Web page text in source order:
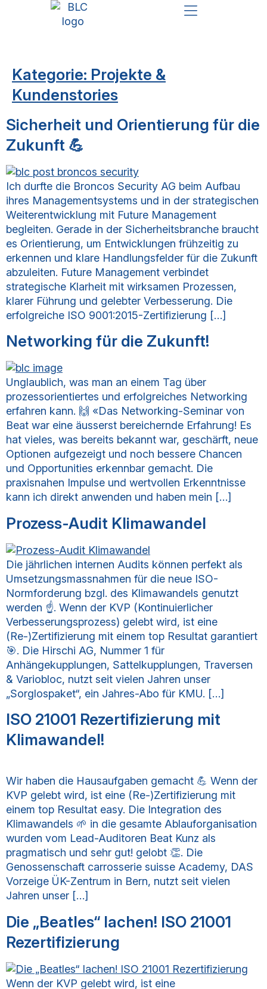
Kategorie: Projekte &
Kundenstories
Sicherheit und Orientierung für die
Zukunft 💪
Ich durfte die Broncos Security AG beim Aufbau
ihres Managementsystems und in der strategischen
Weiterentwicklung mit Future Management
begleiten. Gerade in der Sicherheitsbranche braucht
es Orientierung, um Entwicklungen frühzeitig zu
erkennen und klare Handlungsfelder für die Zukunft
abzuleiten. Future Management verbindet
strategische Klarheit mit wirksamen Prozessen,
klarer Führung und gelebter Verbesserung. Die
erfolgreiche ISO 9001:2015-Zertifizierung […]
Networking für die Zukunft!
Unglaublich, was man an einem Tag über
prozessorientiertes und erfolgreiches Networking
erfahren kann. 🙌 «Das Networking-Seminar von
Beat war eine äusserst bereichernde Erfahrung! Es
hat vieles, was bereits bekannt war, geschärft, neue
Optionen aufgezeigt und noch bessere Chancen
und Opportunities erkennbar gemacht. Die
praxisnahen Impulse und wertvollen Erkenntnisse
kann ich direkt anwenden und haben mein […]
Prozess-Audit Klimawandel
Die jährlichen internen Audits können perfekt als
Umsetzungsmassnahmen für die neue ISO-
Normforderung bzgl. des Klimawandels genutzt
werden ☝. Wenn der KVP (Kontinuierlicher
Verbesserungsprozess) gelebt wird, ist eine
(Re-)Zertifizierung mit einem top Resultat garantiert
🎯. Die Hirschi AG, Nummer 1 für
Anhängekupplungen, Sattelkupplungen, Traversen
& Variobloc, nutzt seit vielen Jahren unser
„Sorglospaket“, ein Jahres-Abo für KMU. […]
ISO 21001 Rezertifizierung mit
Klimawandel!
Wir haben die Hausaufgaben gemacht 💪 Wenn der
KVP gelebt wird, ist eine (Re-)Zertifizierung mit
einem top Resultat easy. Die Integration des
Klimawandels 🌱 in die gesamte Ablauforganisation
wurden vom Lead-Auditoren Beat Kunz als
pragmatisch und sehr gut! gelobt 👏. Die
Genossenschaft carrosserie suisse Academy, DAS
Vorzeige ÜK-Zentrum in Bern, nutzt seit vielen
Jahren unser […]
Die „Beatles“ lachen! ISO 21001
Rezertifizierung
Wenn der KVP gelebt wird, ist eine